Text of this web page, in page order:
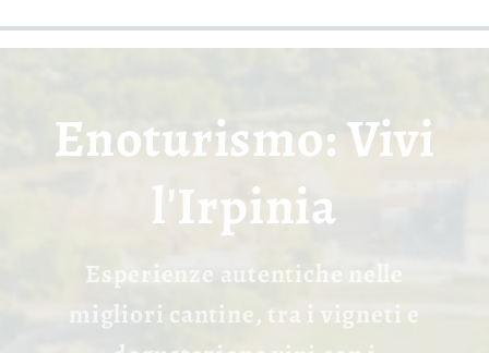
Enoturismo: Vivi
l'Irpinia
Esperienze autentiche nelle
migliori cantine, tra i vigneti e